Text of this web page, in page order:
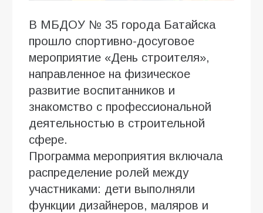
В МБДОУ № 35 города Батайска
прошло спортивно-досуговое
мероприятие «День строителя»,
направленное на физическое
развитие воспитанников и
знакомство с профессиональной
деятельностью в строительной
сфере.
Программа мероприятия включала
распределение ролей между
участниками: дети выполняли
функции дизайнеров, маляров и